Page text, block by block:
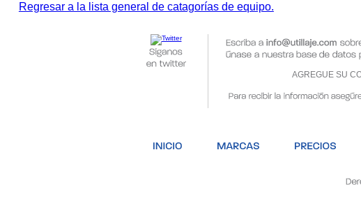
Regresar a la lista general de catagorías de equipo.